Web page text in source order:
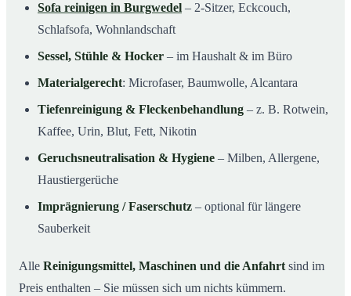
Sofa reinigen in Burgwedel – 2-Sitzer, Eckcouch,
Schlafsofa, Wohnlandschaft
Sessel, Stühle & Hocker – im Haushalt & im Büro
Materialgerecht: Microfaser, Baumwolle, Alcantara
Tiefenreinigung & Fleckenbehandlung – z. B. Rotwein,
Kaffee, Urin, Blut, Fett, Nikotin
Geruchsneutralisation & Hygiene – Milben, Allergene,
Haustiergerüche
Imprägnierung / Faserschutz – optional für längere
Sauberkeit
Alle Reinigungsmittel, Maschinen und die Anfahrt sind im
Preis enthalten – Sie müssen sich um nichts kümmern.